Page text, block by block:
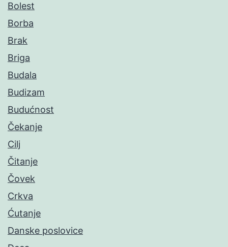
Bolest
Borba
Brak
Briga
Budala
Budizam
Budućnost
Čekanje
Cilj
Čitanje
Čovek
Crkva
Ćutanje
Danske poslovice